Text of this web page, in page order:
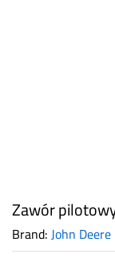
Zawór
Brand:John Deere